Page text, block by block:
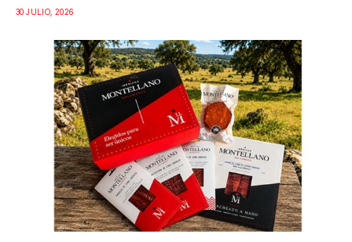
30 JULIO, 2026